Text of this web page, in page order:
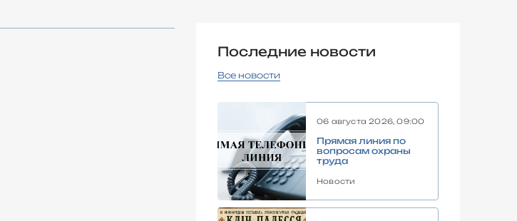
Последние новости
Все новости
06 августа 2026, 09:00
Прямая линия по
вопросам охраны
труда
Новости